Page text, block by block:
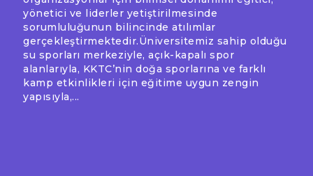
yönetici ve liderler yetiştirilmesinde
sorumluluğunun bilincinde atılımlar
gerçekleştirmektedir.Üniversitemiz sahip olduğu
su sporları merkeziyle, açık-kapalı spor
alanlarıyla, KKTC’nin doğa sporlarına ve farklı
kamp etkinlikleri için eğitime uygun zengin
yapısıyla,...